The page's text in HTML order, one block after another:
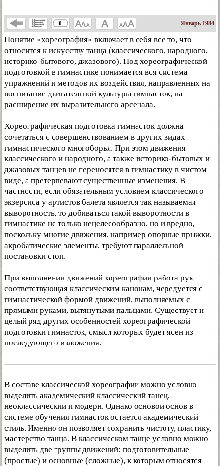
0 Январь 1984
Понятие «хореография» включает в себя все то, что
относится к искусству танца (классического, народного,
историко-бытового, джазового). Под хореографической
подготовкой в гимнастике понимается вся система
упражнений и методов их воздействия, направленных на
воспитание двигательной культуры гимнасток, на
расширение их выразительного арсенала.
Хореографическая подготовка гимнасток должна
сочетаться с совершенствованием в других видах
гимнастического многоборья. При этом движения
классического и народного, а также историко-бытовых и
джазовых танцев не переносятся в гимнастику в чистом
виде, а претерпевают существенные изменения. В
частности, если обязательным условием классического
экзерсиса у артистов балета является так называемая
выворотность, то добиваться такой выворотности в
гимнастике не только нецелесообразно, но и вредно,
поскольку многие движения, например опорные прыжки,
акробатические элементы, требуют параллельной
постановки стоп.
При выполнении движений хореографии работа рук,
соответствующая классическим канонам, чередуется с
гимнастической формой движений, выполняемых с
прямыми руками, вытянутыми пальцами. Существует и
целый ряд других особенностей хореографической
подготовки гимнасток, смысл которых будет ясен из
последующего изложения.
В составе классической хореографии можно условно
выделить академический классический танец,
неоклассический и модерн. Однако основой основ в
системе обучения гимнасток остается академический
стиль. Именно он позволяет сохранить чистоту, пластику,
мастерство танца. В классическом танце условно можно
выделить две группы движений: подготовительные
(простые) и основные (сложные), к которым относятся